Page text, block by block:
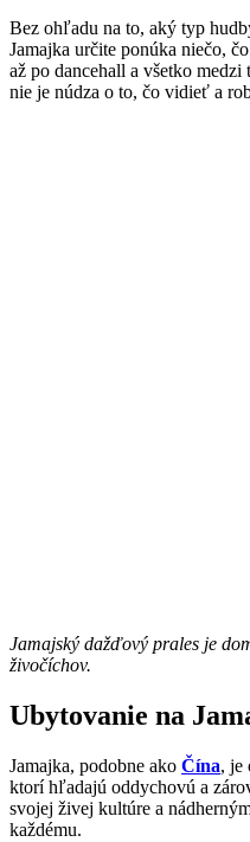
Bez ohľadu na to, aký typ
Jamajka určite ponúka niečo,
až po dancehall a všetko
nie je núdza o to, čo vidieť a
Jamajský dažďový prales je
živočíchov.
Ubytovanie na
Jamajka, podobne ako Čína, je
ktorí hľadajú oddychovú a
svojej živej kultúre a
každému.